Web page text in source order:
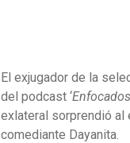
El exjugador de la
del podcast ‘
exlateral sorprendió al
comediante Dayanita.